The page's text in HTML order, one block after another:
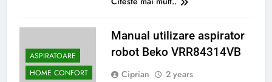
ASPIRATOARE
HOME CONFORT
Manual utilizare aspirator
robot Beko VRR84314VB
Ciprian
2 years